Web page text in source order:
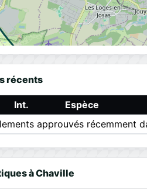
récents
Int. Espèce
approuvés récemment
à Chaville